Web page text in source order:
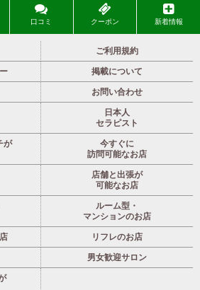
口コミ クーポン 新着情報
ご利用規約
掲載について
お問い合わせ
日本人
セラピスト
が
今すぐに
訪問可能なお店
店舗と出張が
可能なお店
ルーム型・
マンションのお店
リフレのお店
男女歓迎サロン